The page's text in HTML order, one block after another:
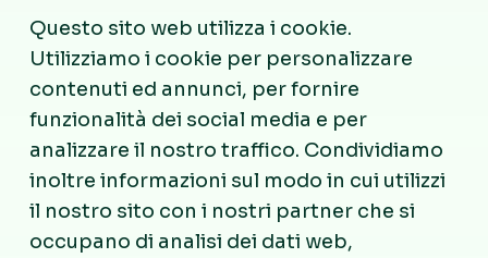
Questo sito web utilizza i cookie.
Utilizziamo i cookie per personalizzare
contenuti ed annunci, per fornire
funzionalità dei social media e per
analizzare il nostro traffico. Condividiamo
inoltre informazioni sul modo in cui utilizzi
il nostro sito con i nostri partner che si
occupano di analisi dei dati web,